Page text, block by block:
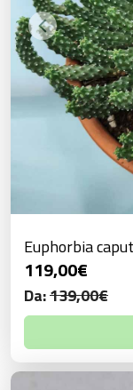
Euphorbia
119,00€
Da:139,00€